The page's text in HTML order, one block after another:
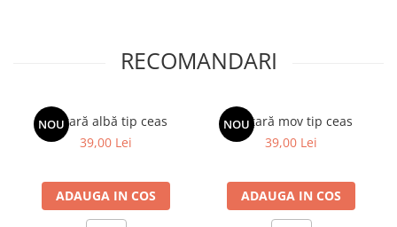
RECOMANDARI
NOU
Brățară albă tip ceas
39,00 Lei
ADAUGA IN COS
NOU
Brățară mov tip ceas
39,00 Lei
ADAUGA IN COS